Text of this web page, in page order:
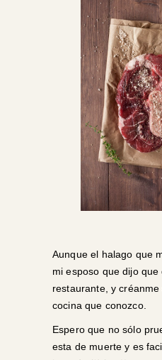
Aunque el halago que
mi esposo que dijo
restaurante, y
cocina que conozco.
Espero que no sólo
esta de muerte y es